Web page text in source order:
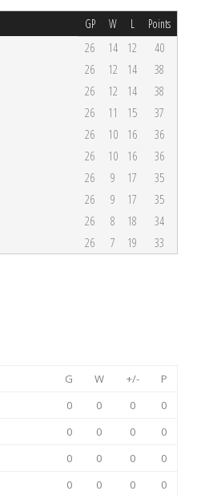
GP W L Points
26 14 12
40
26 12 14
38
26 12 14
38
26 11 15
37
26 10 16
36
26 10 16
36
26 9 17
35
26 9 17
35
26 8 18
34
26 7 19 33
G W +/-
P
0 0 0
0
0 0 0
0
0 0 0
0
0 0 0
0